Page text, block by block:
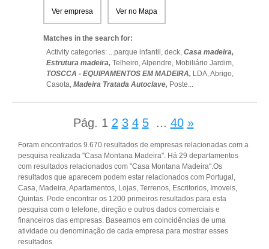
Ver empresa Ver no Mapa
Matches in the search for:
Activity categories: ...parque infantil, deck, Casa madeira,
Estrutura madeira, Telheiro,Alpendre, Mobiliário Jardim,
TOSCCA - EQUIPAMENTOS EM MADEIRA, LDA,Abrigo,
Casota, Madeira Tratada Autoclave, Poste...
Pág. 1 2 3 4 5 ... 40 »
Foram encontrados 9.670 resultados de empresas relacionadas com a
pesquisa realizada "Casa Montana Madeira". Há 29 departamentos
com resultados relacionados com "Casa Montana Madeira".Os
resultados que aparecem podem estar relacionados com Portugal,
Casa, Madeira, Apartamentos, Lojas, Terrenos, Escritorios, Imoveis,
Quintas. Pode encontrar os 1200 primeiros resultados para esta
pesquisa com o telefone, direção e outros dados comerciais e
financeiros das empresas. Baseamos em coincidências de uma
atividade ou denominação de cada empresa para mostrar esses
resultados.